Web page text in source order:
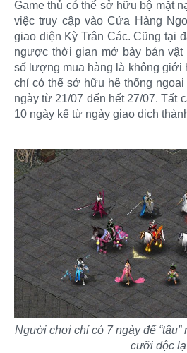
Game thủ có thể sở hữu bộ mặt
việc truy cập vào Cửa Hàng
giao diện Kỳ Trân Các. Cũng tại
ngược thời gian mở bày bán
số lượng mua hàng là không
chỉ có thể sở hữu hệ thống ngoại
ngày từ 21/07 đến hết 27/07. Tất
10 ngày kể từ ngày giao dịch
Người chơi chỉ có 7 ngày để “tậu”
cưỡi độc lạ